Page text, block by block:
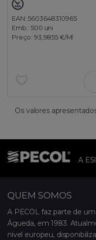
EAN: 5603648310965
Emb.:500 uni
Preço: 93,9855 €/Ml
Os valores
A
QUEM SOMOS
A PECOL faz parte de
Águeda, em 1983.
nível europeu,